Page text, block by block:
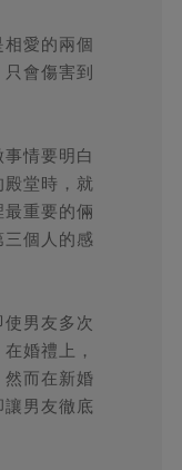
愛的兩個
會傷害到
情要明白
堂時，就
重要的倆
三個人的感
男友多次
婚禮上，
而在新婚
男友徹底